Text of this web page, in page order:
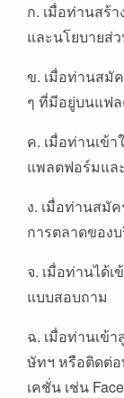
ก. เมื่อท่านสร้
และนโยบายส่
ข. เมื่อท่านสมั
ๆ ที่มีอยู่บนแฟ
ค. เมื่อท่านเข้
แพลตฟอร์มแล
ง. เมื่อท่านสมั
การตลาดของ
จ. เมื่อท่านได้
แบบสอบถาม
ฉ. เมื่อท่านเข้
ษัทฯ หรือติดต่
เคชั่น เช่น